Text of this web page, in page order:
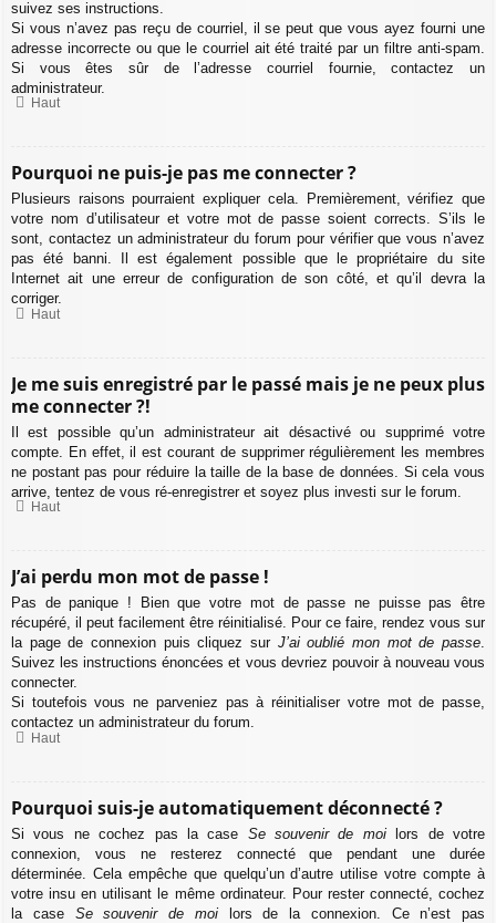
suivez ses instructions.
Si vous n’avez pas reçu de courriel, il se peut que vous ayez fourni une
adresse incorrecte ou que le courriel ait été traité par un filtre anti-spam.
Si vous êtes sûr de l’adresse courriel fournie, contactez un
administrateur.
Haut
Pourquoi ne puis-je pas me connecter ?
Plusieurs raisons pourraient expliquer cela. Premièrement, vérifiez que
votre nom d’utilisateur et votre mot de passe soient corrects. S’ils le
sont, contactez un administrateur du forum pour vérifier que vous n’avez
pas été banni. Il est également possible que le propriétaire du site
Internet ait une erreur de configuration de son côté, et qu’il devra la
corriger.
Haut
Je me suis enregistré par le passé mais je ne peux plus
me connecter ?!
Il est possible qu’un administrateur ait désactivé ou supprimé votre
compte. En effet, il est courant de supprimer régulièrement les membres
ne postant pas pour réduire la taille de la base de données. Si cela vous
arrive, tentez de vous ré-enregistrer et soyez plus investi sur le forum.
Haut
J’ai perdu mon mot de passe !
Pas de panique ! Bien que votre mot de passe ne puisse pas être
récupéré, il peut facilement être réinitialisé. Pour ce faire, rendez vous sur
la page de connexion puis cliquez sur J’ai oublié mon mot de passe.
Suivez les instructions énoncées et vous devriez pouvoir à nouveau vous
connecter.
Si toutefois vous ne parveniez pas à réinitialiser votre mot de passe,
contactez un administrateur du forum.
Haut
Pourquoi suis-je automatiquement déconnecté ?
Si vous ne cochez pas la case Se souvenir de moilors de votre
connexion, vous ne resterez connecté que pendant une durée
déterminée. Cela empêche que quelqu’un d’autre utilise votre compte à
votre insu en utilisant le même ordinateur. Pour rester connecté, cochez
la case Se souvenir de moilors de la connexion. Ce n’est pas